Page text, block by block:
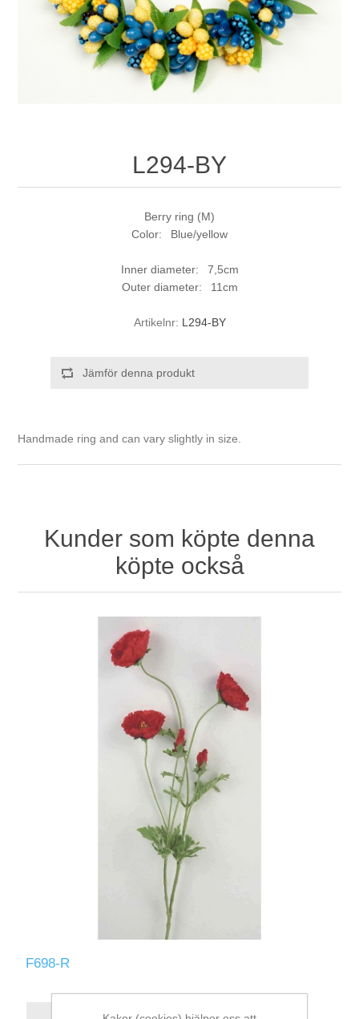
L294-BY
Berry ring (M)
Color: Blue/yellow
Inner diameter: 7,5cm
Outer diameter: 11cm
Artikelnr: L294-BY
Jämför denna produkt
Handmade ring and can vary slightly in size.
Kunder som köpte denna
köpte också
F698-R